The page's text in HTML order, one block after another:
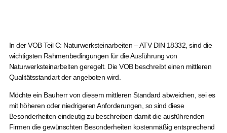
In der VOB Teil C: Naturwerksteinarbeiten – ATV DIN 18332, sind die
wichtigsten Rahmenbedingungen für die Ausführung von
Naturwerksteinarbeiten geregelt. Die VOB beschreibt einen mittleren
Qualitätsstandart der angeboten wird.
Möchte ein Bauherr von diesem mittleren Standard abweichen, sei es
mit höheren oder niedrigeren Anforderungen, so sind diese
Besonderheiten eindeutig zu beschreiben damit die ausführenden
Firmen die gewünschten Besonderheiten kostenmäßig entsprechend